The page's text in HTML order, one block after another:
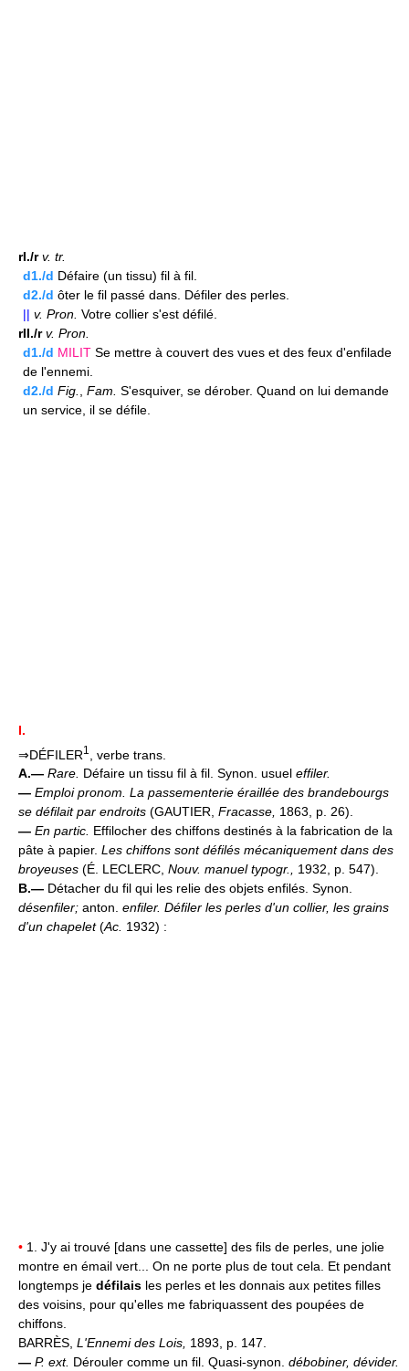
rI./r v. tr.
d1./d Défaire (un tissu) fil à fil.
d2./d ôter le fil passé dans. Défiler des perles.
|| v. Pron. Votre collier s'est défilé.
rII./r v. Pron.
d1./d MILIT Se mettre à couvert des vues et des feux d'enfilade
de l'ennemi.
d2./d Fig. Fam. S'esquiver, se dérober. Quand on lui demande
un service, il se défile.
I.
⇒DÉFILER1
, verbe trans.
A.— Rare. Défaire un tissu fil à fil. Synon. usuel effiler.
— Emploi pronom. La passementerie éraillée des brandebourgs
se défilait par endroits (GAUTIER, Fracasse, 1863, p. 26).
— En partic. Effilocher des chiffons destinés à la fabrication de la
pâte à papier. Les chiffons sont défilés mécaniquement dans des
broyeuses (É. LECLERC, Nouv. manuel typogr., 1932, p. 547).
B.— Détacher du fil qui les relie des objets enfilés. Synon.
désenfiler; anton. enfiler. Défiler les perles d'un collier, les grains
d'un chapelet(Ac. 1932) :
• 1. J'y ai trouvé [dans une cassette] des fils de perles, une jolie
montre en émail vert... On ne porte plus de tout cela. Et pendant
longtemps je défilais les perles et les donnais aux petites filles
des voisins, pour qu'elles me fabriquassent des poupées de
chiffons.
BARRÈS, L'Ennemi des Lois, 1893, p. 147.
— P. ext. Dérouler comme un fil. Quasi-synon. débobiner, dévider.